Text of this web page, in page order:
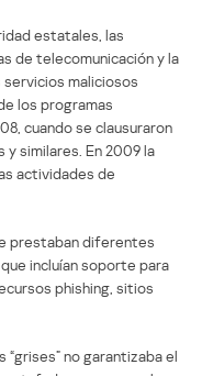
estatales, las
de telecomunicación y la
maliciosos
los programas
cuando se clausuraron
similares. En 2009 la
actividades de
prestaban diferentes
incluían soporte para
phishing, sitios
no garantizaba el